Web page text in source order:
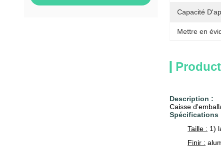
Capacité
Mettre en
Description :
Caisse
Spécifications
Taille : 1)
Finir :